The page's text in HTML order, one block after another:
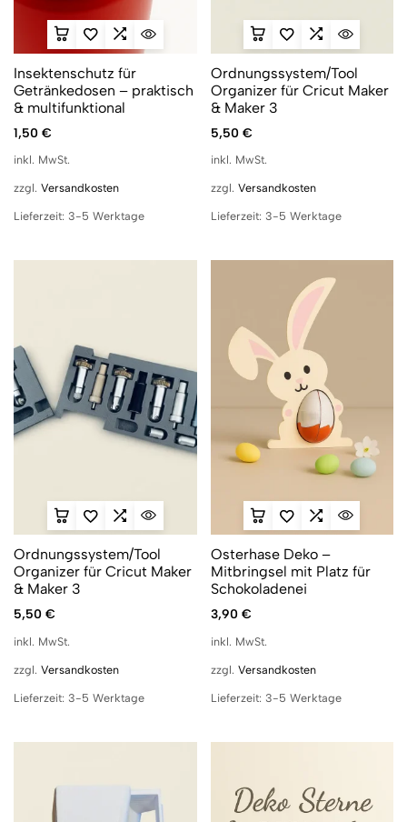
Insektenschutz für
Getränkedosen – praktisch
& multifunktional
1,50 €
inkl. MwSt.
zzgl. Versandkosten
Lieferzeit: 3-5 Werktage
Ordnungssystem/Tool
Organizer für Cricut Maker
& Maker 3
5,50 €
inkl. MwSt.
zzgl. Versandkosten
Lieferzeit: 3-5 Werktage
Ordnungssystem/Tool
Organizer für Cricut Maker
& Maker 3
5,50 €
inkl. MwSt.
zzgl. Versandkosten
Lieferzeit: 3-5 Werktage
Osterhase Deko –
Mitbringsel mit Platz für
Schokoladenei
3,90 €
inkl. MwSt.
zzgl. Versandkosten
Lieferzeit: 3-5 Werktage